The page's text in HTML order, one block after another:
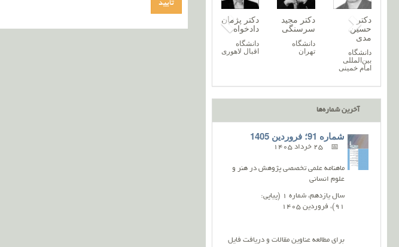
دادخواه سرسنگی
دکتر
حسین
دانشگاه
دکتر پریسا
آروند
دانشگاه
گیلان
دکتر نغمه
خرازیان
دانشگاه
زنجان
آخرین شماره‌ها
شماره 91؛ فروردین 1405
25 خرداد 1405
ماهنامه علمی تخصصی پژوهش در هنر و
علوم انسانی
سال یازدهم، شماره 1 (پیاپی:
91)، فروردین 1405
برای مطالعه عناوین مقالات و دریافت فایل